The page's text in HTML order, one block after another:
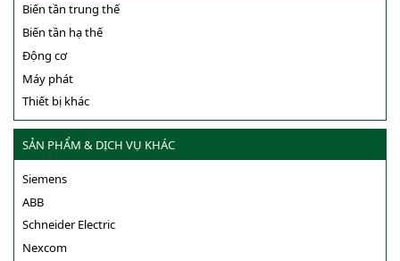
Biến tần trung thế
Biến tần hạ thế
Động cơ
Máy phát
Thiết bị khác
SẢN PHẨM & DỊCH VỤ KHÁC
Siemens
ABB
Schneider Electric
Nexcom